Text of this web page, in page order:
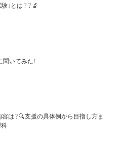
」とは？？🔬
いてみた！
容は？🔍支援の具体例から目指し方ま